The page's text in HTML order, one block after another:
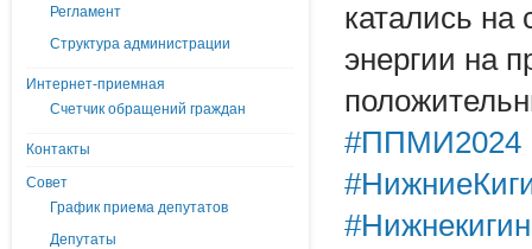
Регламент
Структура администрации
Интернет-приемная
Счетчик обращений граждан
Контакты
Совет
График приема депутатов
Депутаты
катались на
энергии на
#ППМИ2024